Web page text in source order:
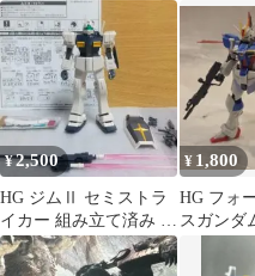
ム用 SP
¥2,500
HG ジムⅡ セミストラ
イカー 組み立て済み ジ
ャンク
¥ 1,800
HG フォ
スガンダ